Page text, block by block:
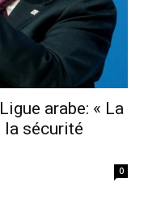
arabe: « La
la sécurité
0